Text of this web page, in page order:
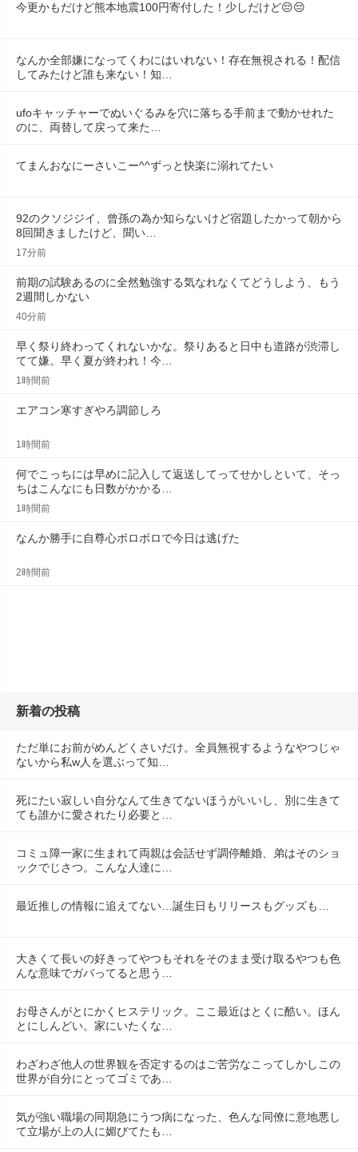
今更かもだけど熊本地震100円寄付した！少しだけど😔😔
なんか全部嫌になってくわにはいれない！存在無視される！配信
してみたけど誰も来ない！知…
ufoキャッチャーでぬいぐるみを穴に落ちる手前まで動かせれた
のに、両替して戻って来た…
てまんおなにーさいこー^^ずっと快楽に溺れてたい
92のクソジジイ、曾孫の為か知らないけど宿題したかって朝から
8回聞きましたけど、聞い…
17分前
前期の試験あるのに全然勉強する気なれなくてどうしよう、もう
2週間しかない
40分前
早く祭り終わってくれないかな。祭りあると日中も道路が渋滞し
てて嫌。早く夏が終われ！今…
1時間前
エアコン寒すぎやろ調節しろ
1時間前
何でこっちには早めに記入して返送してってせかしといて、そっ
ちはこんなにも日数がかかる…
1時間前
なんか勝手に自尊心ボロボロで今日は逃げた
2時間前
新着の投稿
ただ単にお前がめんどくさいだけ。全員無視するようなやつじゃ
ないから私w人を選ぶって知…
死にたい寂しい自分なんて生きてないほうがいいし、別に生きて
ても誰かに愛されたり必要と…
コミュ障一家に生まれて両親は会話せず調停離婚、弟はそのショ
ックでじさつ。こんな人達に…
最近推しの情報に追えてない…誕生日もリリースもグッズも…
大きくて長いの好きってやつもそれをそのまま受け取るやつも色
んな意味でガバってると思う…
お母さんがとにかくヒステリック。ここ最近はとくに酷い。ほん
とにしんどい。家にいたくな…
わざわざ他人の世界観を否定するのはご苦労なこってしかしこの
世界が自分にとってゴミであ…
気が強い職場の同期急にうつ病になった、色んな同僚に意地悪し
て立場が上の人に媚びてたも…